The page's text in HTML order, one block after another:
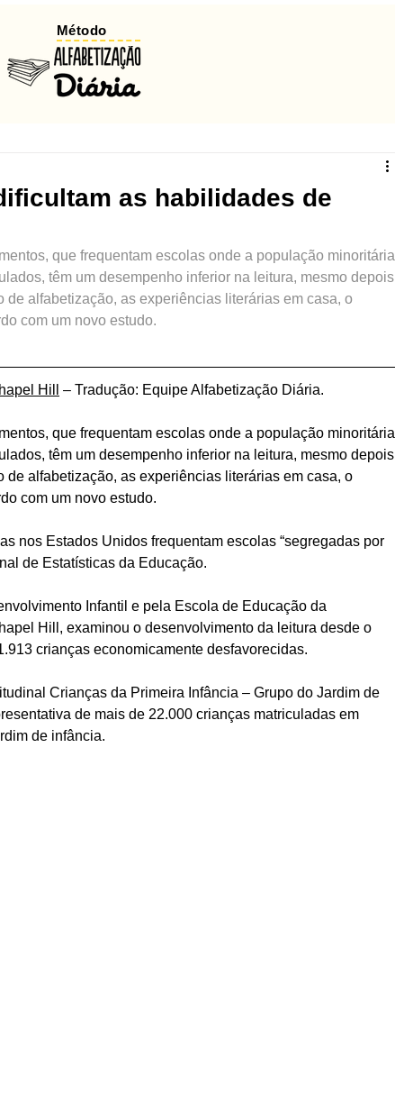
Método
as habilidades de
que frequentam escolas onde a população minoritária
têm um desempenho inferior na leitura, mesmo depois
alfabetização, as experiências literárias em casa, o
com um novo estudo.
Hill – Tradução: Equipe Alfabetização Diária.
que frequentam escolas onde a população minoritária
têm um desempenho inferior na leitura, mesmo depois
alfabetização, as experiências literárias em casa, o
com um novo estudo.
nos Estados Unidos frequentam escolas “segregadas por
de Estatísticas da Educação.
Infantil e pela Escola de Educação da
Hill, examinou o desenvolvimento da leitura desde o
crianças economicamente desfavorecidas.
Crianças da Primeira Infância – Grupo do Jardim de
de mais de 22.000 crianças matriculadas em
de infância.